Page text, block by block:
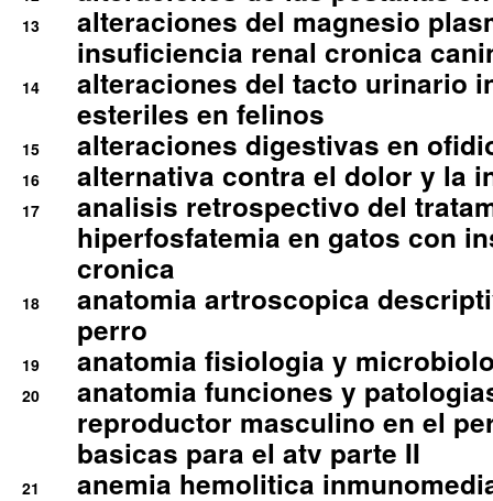
13
alteraciones del magnesio
insuficiencia renal cronica
14
alteraciones del tacto urinario
esteriles en felinos
15 alteraciones digestivas en
16 alternativa contra el dolor y la
17
analisis retrospectivo del
hiperfosfatemia en gatos con
cronica
18
anatomia artroscopica
perro
19 anatomia fisiologia y
20
anatomia funciones y
reproductor masculino en el
basicas para el atv parte II
21
anemia hemolitica